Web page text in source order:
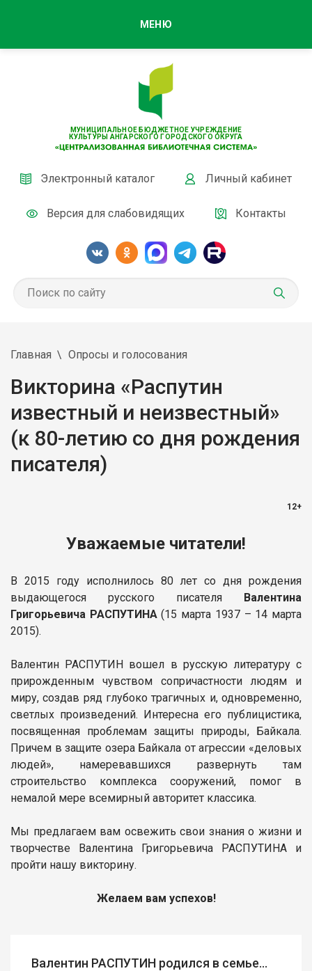
МУНИЦИПАЛЬНОЕ БЮДЖЕТНОЕ УЧРЕЖДЕНИЕ
КУЛЬТУРЫ АНГАРСКОГО ГОРОДСКОГО ОКРУГА
Электронный каталог Личный кабинет
Версия для слабовидящих Контакты
МЕНЮ
Главная Опросы и голосования
Викторина «Распутин
известный и неизвестный»
(к 80-летию со дня рождения
писателя)
12+
Уважаемые читатели!
В 2015 году исполнилось 80 лет со дня рождения
выдающегося русского писателя Валентина
Григорьевича РАСПУТИНА(15 марта 1937 – 14 марта
2015).
Валентин РАСПУТИН вошел в русскую литературу с
прирожденным чувством сопричастности людям и
миру, создав ряд глубоко трагичных и, одновременно,
светлых произведений. Интересна его публицистика,
посвященная проблемам защиты природы, Байкала.
Причем в защите озера Байкала от агрессии «деловых
людей», намеревавшихся развернуть там
строительство комплекса сооружений, помог в
немалой мере всемирный авторитет классика.
Мы предлагаем вам освежить свои знания о жизни и
творчестве Валентина Григорьевича РАСПУТИНА и
пройти нашу викторину.
Желаем вам успехов!
Валентин РАСПУТИН родился в семье...